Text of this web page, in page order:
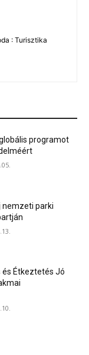
: Turisztika
programot
nemzeti parki
és Étkeztetés Jó